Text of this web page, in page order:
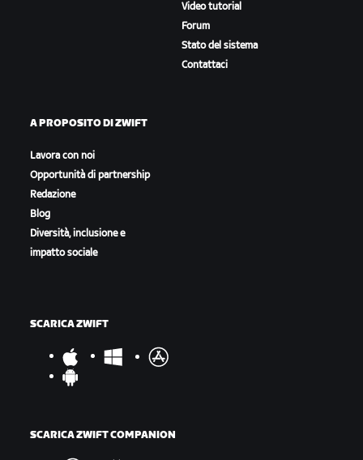
Video tutorial
Forum
Stato del sistema
Contattaci
A PROPOSITO DI ZWIFT
Lavora con noi
Opportunità di partnership
Redazione
Blog
Diversità, inclusione e
impatto sociale
SCARICA ZWIFT
SCARICA ZWIFT COMPANION